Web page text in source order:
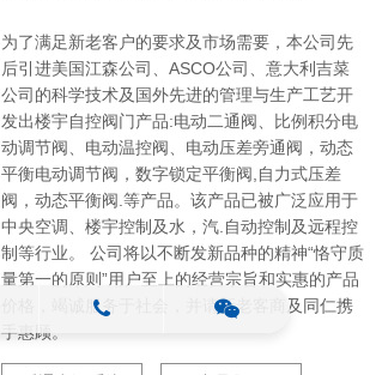
为了满足新老客户的要求及市场需要，本公司先
后引进美国江森公司、ASCO公司、意大利吉菜
公司的科学技术及国外先进的管理与生产工艺开
发出楼宇自控阀门产品:电动二通阀、比例积分电
动调节阀、电动温控阀、电动压差旁通阀，动态
平衡电动调节阀，数字锁定平衡阀,自力式压差
阀，动态平衡阀.等产品。该产品已被广泛应用于
中央空调、楼宇控制及水，汽.自动控制及远程控
制等行业。 公司将以不断发新品种的精神“恪守质
量第一的原则”用户至上的经营宗旨和实惠的产品
价格，竭诚服务于社会，并请新老客商及同仁携
手惠顾。